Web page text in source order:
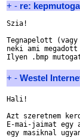
+ - re:
Szia!
Tegnapelott
neki ami
Ilyen .bmp
+ - Westel
Hali!
Azt szeretnem
E-mai-jaimat
egy masiknal